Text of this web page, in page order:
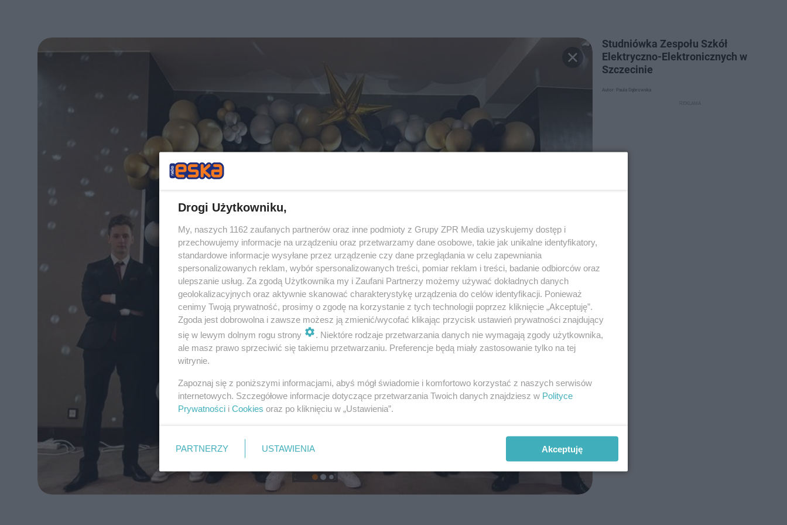
Studniówka Zespołu Szkół
Elektryczno-Elektronicznych w
Szczecinie
Autor: Paula Dąbrowska
Drogi Użytkowniku,
My, naszych 1162 zaufanych partnerów oraz inne podmioty z Grupy ZPR Media uzyskujemy dostęp i
przechowujemy informacje na urządzeniu oraz przetwarzamy dane osobowe, takie jak unikalne identyfikatory,
standardowe informacje wysyłane przez urządzenie czy dane przeglądania w celu zapewniania
spersonalizowanych reklam, wybór spersonalizowanych treści, pomiar reklam i treści, badanie odbiorców oraz
ulepszanie usług. Za zgodą Użytkownika my i Zaufani Partnerzy możemy używać dokładnych danych
geolokalizacyjnych oraz aktywnie skanować charakterystykę urządzenia do celów identyfikacji. Ponieważ
cenimy Twoją prywatność, prosimy o zgodę na korzystanie z tych technologii poprzez kliknięcie „Akceptuję”.
Zgoda jest dobrowolna i zawsze możesz ją zmienić/wycofać klikając przycisk ustawień prywatności znajdujący
się w lewym dolnym rogu strony
. Niektóre rodzaje przetwarzania danych nie wymagają zgody użytkownika,
ale masz prawo sprzeciwić się takiemu przetwarzaniu. Preferencje będą miały zastosowanie tylko na tej
witrynie.
Zapoznaj się z poniższymi informacjami, abyś mógł świadomie i komfortowo korzystać z naszych serwisów
internetowych. Szczegółowe informacje dotyczące przetwarzania Twoich danych znajdziesz w Polityce
Prywatności i Cookies oraz po kliknięciu w „Ustawienia”.
PARTNERZY USTAWIENIA Akceptuję